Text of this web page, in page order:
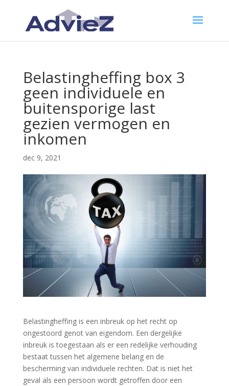
Belastingheffing box 3
geen individuele en
buitensporige last
gezien vermogen en
inkomen
dec 9, 2021
Belastingheffing is een inbreuk op het recht op
ongestoord genot van eigendom. Een dergelijke
inbreuk is toegestaan als er een redelijke verhouding
bestaat tussen het algemene belang en de
bescherming van individuele rechten. Dat is niet het
geval als een persoon wordt getroffen door een